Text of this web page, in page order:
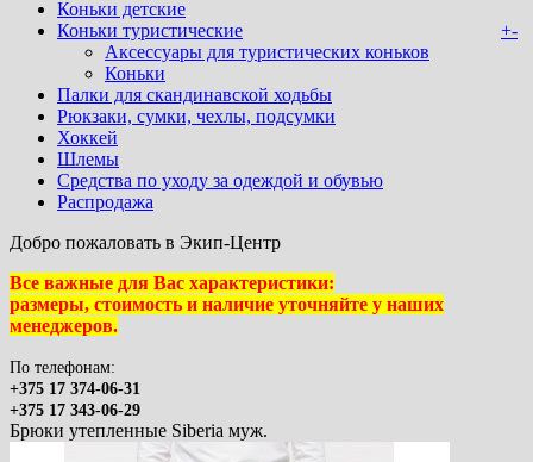
Коньки детские
Коньки туристические
+-
Аксессуары для туристических коньков
Коньки
Палки для скандинавской ходьбы
Рюкзаки, сумки, чехлы, подсумки
Хоккей
Шлемы
Средства по уходу за одеждой и обувью
Распродажа
Добро пожаловать в Экип-Центр
Все важные для Вас характеристики:
размеры, стоимость и наличие уточняйте у наших
менеджеров.
По телефонам:
+375 17 374-06-31
+375 17 343-06-29
Брюки утепленные Siberia муж.